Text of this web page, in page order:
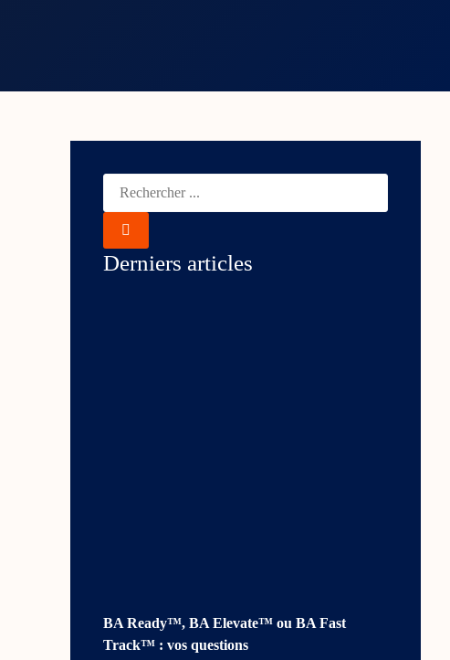
Derniers articles
BA Ready™, BA Elevate™ ou BA Fast
Track™ : vos questions